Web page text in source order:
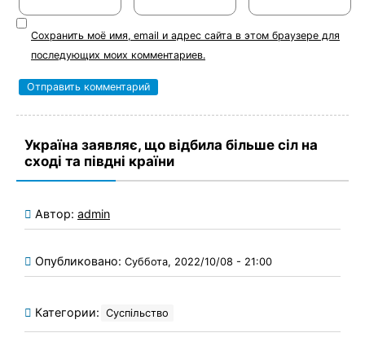
Сохранить моё имя, email и адрес сайта в этом браузере для
последующих моих комментариев.
Україна заявляє, що відбила більше сіл на
сході та півдні країни
Автор: admin
Опубликовано: Суббота, 2022/10/08 - 21:00
Категории: Суспільство